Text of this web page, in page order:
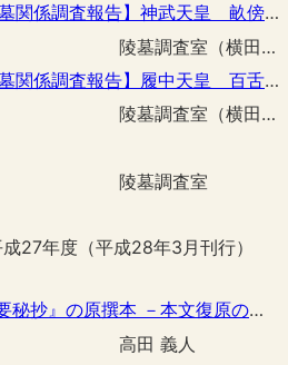
【平成27年度 陵墓関係調査報告】神武天皇 畝傍山東北陵御休所修繕工事に伴う立会調査
陵墓調査室（横田 真吾）
【平成27年度 陵墓関係調査報告】履中天皇 百舌鳥耳原南陵飛地い号外構柵整備その他工事に伴う立会調査
陵墓調査室（横田 真吾）
陵墓調査室
27年度（平成28年3月刊行）
藤原定能撰『羽林要秘抄』の原撰本 －本文復原の試み－
高田 義人